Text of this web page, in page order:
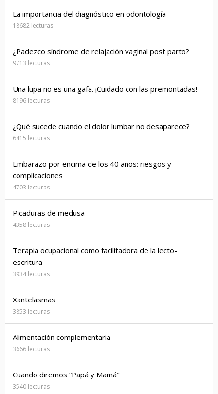
La importancia del diagnóstico en odontología
18682 lecturas
¿Padezco síndrome de relajación vaginal post parto?
9713 lecturas
Una lupa no es una gafa. ¡Cuidado con las premontadas!
8196 lecturas
¿Qué sucede cuando el dolor lumbar no desaparece?
6415 lecturas
Embarazo por encima de los 40 años: riesgos y
complicaciones
4703 lecturas
Picaduras de medusa
4358 lecturas
Terapia ocupacional como facilitadora de la lecto-
escritura
3934 lecturas
Xantelasmas
3853 lecturas
Alimentación complementaria
3666 lecturas
Cuando diremos “Papá y Mamá"
3540 lecturas